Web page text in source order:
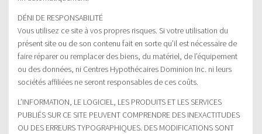
DÉNI DE RESPONSABILITÉ
Vous utilisez ce site à vos propres risques. Si votre utilisation du
présent site ou de son contenu fait en sorte qu’il est nécessaire de
faire réparer ou remplacer des biens, du matériel, de l’équipement
ou des données, ni Centres Hypothécaires Dominion Inc. ni leurs
sociétés affiliées ne seront responsables de ces coûts.
L’INFORMATION, LE LOGICIEL, LES PRODUITS ET LES SERVICES
PUBLIÉS SUR CE SITE PEUVENT COMPRENDRE DES INEXACTITUDES
OU DES ERREURS TYPOGRAPHIQUES. DES MODIFICATIONS SONT